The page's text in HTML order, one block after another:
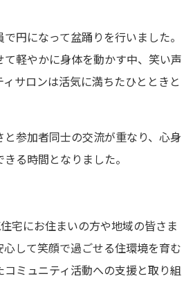
円になって盆踊りを行いました。
軽やかに身体を動かす中、笑い声
サロンは活気に満ちたひとときと
参加者同士の交流が重なり、心身
る時間となりました。
宅にお住まいの方や地域の皆さま
して笑顔で過ごせる住環境を育む
ミュニティ活動への支援と取り組